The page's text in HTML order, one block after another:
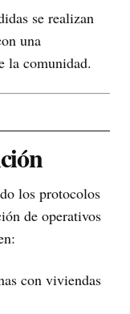
se realizan
una
la comunidad.
los protocolos
de operativos
con viviendas